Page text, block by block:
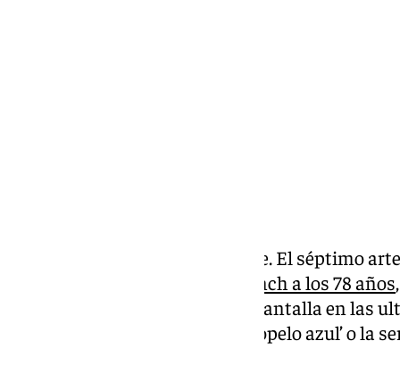
Se va uno de los grandes del cine. El séptimo
muerte de David Lynch a los 78 años
marcado la historia de la gran pantalla en las
como ‘Mulholland Drive’, ‘Terciopelo azul’ o la